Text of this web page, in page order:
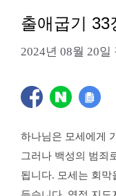
출애굽기 33
2024년 08월 20일
하나님은 모세에게
그러나 백성의 범죄
됩니다. 모세는 회막